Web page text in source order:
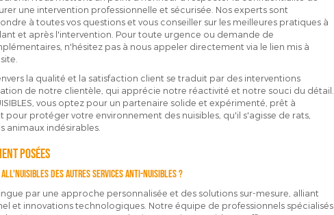
une intervention professionnelle et sécurisée. Nos experts sont
à toutes vos questions et vous conseiller sur les meilleures pratiques à
et après l'intervention. Pour toute urgence ou demande de
n'hésitez pas à nous appeler directement via le lien mis à
la qualité et la satisfaction client se traduit par des interventions
de notre clientèle, qui apprécie notre réactivité et notre souci du détail.
vous optez pour un partenaire solide et expérimenté, prêt à
pour protéger votre environnement des nuisibles, qu'il s'agisse de rats,
animaux indésirables.
Posées
des autres services anti-nuisibles ?
par une approche personnalisée et des solutions sur-mesure, alliant
et innovations technologiques. Notre équipe de professionnels spécialisés